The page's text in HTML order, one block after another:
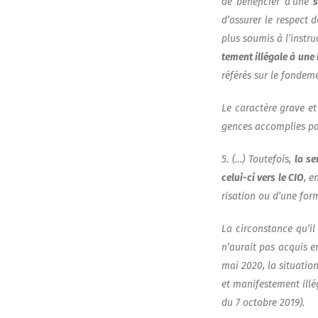
d’assurer le res­pect
plus sou­mis à
te­ment illé­gale à
réfé­rés sur le
Le carac­tère grave
gences accom­plies
5. (…) Tou­te­fois, la
celui-ci vers le CIO,
ri­sa­tion ou d’une
La cir­cons­tance
n’aurait pas acquis
mai 2020, la
et mani­fes­te­ment
du 7 octobre 2019).